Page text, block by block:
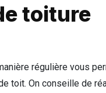
toiture
régulière vous
toit. On conseille de